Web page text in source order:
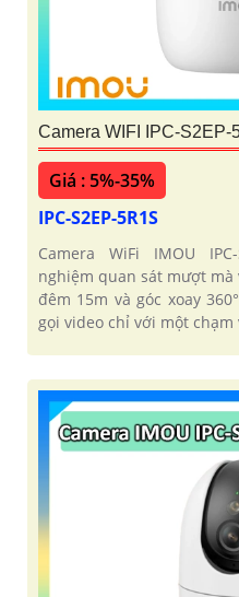
Camera WIFI IPC-S2EP-
Giá : 5%-35%
IPC-S2EP-5R1S
Camera WiFi IMOU
nghiệm quan sát mượt
đêm 15m và góc xoay
gọi video chỉ với một